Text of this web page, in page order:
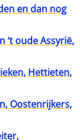
en dan nog
‘t oude Assyrië,
Hettieten,
Oostenrijkers,